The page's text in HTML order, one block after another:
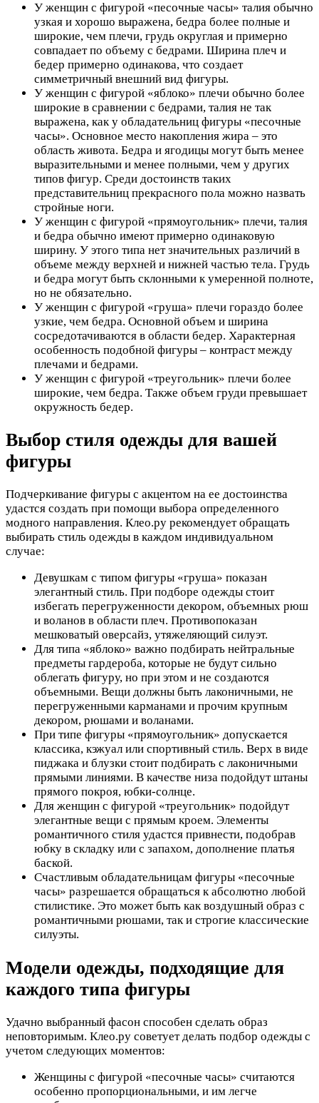
У женщин с фигурой «песочные часы» талия обычно
узкая и хорошо выражена, бедра более полные и
широкие, чем плечи, грудь округлая и примерно
совпадает по объему с бедрами. Ширина плеч и
бедер примерно одинакова, что создает
симметричный внешний вид фигуры.
У женщин с фигурой «яблоко» плечи обычно более
широкие в сравнении с бедрами, талия не так
выражена, как у обладательниц фигуры «песочные
часы». Основное место накопления жира – это
область живота. Бедра и ягодицы могут быть менее
выразительными и менее полными, чем у других
типов фигур. Среди достоинств таких
представительниц прекрасного пола можно назвать
стройные ноги.
У женщин с фигурой «прямоугольник» плечи, талия
и бедра обычно имеют примерно одинаковую
ширину. У этого типа нет значительных различий в
объеме между верхней и нижней частью тела. Грудь
и бедра могут быть склонными к умеренной полноте,
но не обязательно.
У женщин с фигурой «груша» плечи гораздо более
узкие, чем бедра. Основной объем и ширина
сосредотачиваются в области бедер. Характерная
особенность подобной фигуры – контраст между
плечами и бедрами.
У женщин с фигурой «треугольник» плечи более
широкие, чем бедра. Также объем груди превышает
окружность бедер.
Выбор стиля одежды для вашей
фигуры
Подчеркивание фигуры с акцентом на ее достоинства
удастся создать при помощи выбора определенного
модного направления. Клео.ру рекомендует обращать
выбирать стиль одежды в каждом индивидуальном
случае:
Девушкам с типом фигуры «груша» показан
элегантный стиль. При подборе одежды стоит
избегать перегруженности декором, объемных рюш
и воланов в области плеч. Противопоказан
мешковатый оверсайз, утяжеляющий силуэт.
Для типа «яблоко» важно подбирать нейтральные
предметы гардероба, которые не будут сильно
облегать фигуру, но при этом и не создаются
объемными. Вещи должны быть лаконичными, не
перегруженными карманами и прочим крупным
декором, рюшами и воланами.
При типе фигуры «прямоугольник» допускается
классика, кэжуал или спортивный стиль. Верх в виде
пиджака и блузки стоит подбирать с лаконичными
прямыми линиями. В качестве низа подойдут штаны
прямого покроя, юбки-солнце.
Для женщин с фигурой «треугольник» подойдут
элегантные вещи с прямым кроем. Элементы
романтичного стиля удастся привнести, подобрав
юбку в складку или с запахом, дополнение платья
баской.
Счастливым обладательницам фигуры «песочные
часы» разрешается обращаться к абсолютно любой
стилистике. Это может быть как воздушный образ с
романтичными рюшами, так и строгие классические
силуэты.
Модели одежды, подходящие для
каждого типа фигуры
Удачно выбранный фасон способен сделать образ
неповторимым. Клео.ру советует делать подбор одежды с
учетом следующих моментов:
Женщины с фигурой «песочные часы» считаются
особенно пропорциональными, и им легче